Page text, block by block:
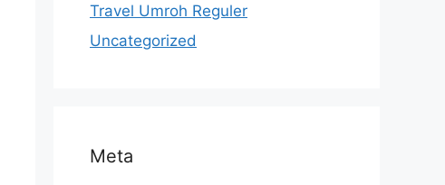
Travel Umroh Reguler
Uncategorized
Meta